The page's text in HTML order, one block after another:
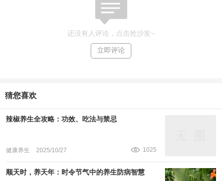
还没有人评论，点击抢沙发~
立即评论
猜您喜欢
辣椒养生全攻略：功效、吃法与禁忌
健康养生 2025/10/27 1025
顺天时，养天年：时令节气中的养生防病智慧